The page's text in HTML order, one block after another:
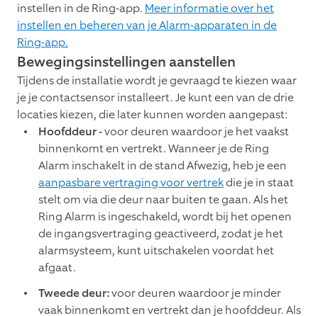
instellen in de Ring-app. Meer informatie over het
instellen en beheren van je Alarm-apparaten in de
Ring-app.
Bewegingsinstellingen aanstellen
Tijdens de installatie wordt je gevraagd te kiezen waar
je je contactsensor installeert. Je kunt een van de drie
locaties kiezen, die later kunnen worden aangepast:
Hoofddeur -voor deuren waardoor je het vaakst
binnenkomt en vertrekt. Wanneer je de Ring
Alarm inschakelt in de stand Afwezig, heb je een
aanpasbare vertraging voor vertrekdie je in staat
stelt om via die deur naar buiten te gaan. Als het
Ring Alarm is ingeschakeld, wordt bij het openen
de ingangsvertraging geactiveerd, zodat je het
alarmsysteem, kunt uitschakelen voordat het
afgaat.
Tweede deur:voor deuren waardoor je minder
vaak binnenkomt en vertrekt dan je hoofddeur. Als